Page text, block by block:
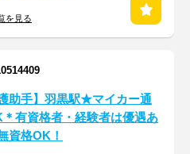
を見る
護助手】羽黒駅★マイカー通
有資格者・経験者は優遇あ
資格OK！